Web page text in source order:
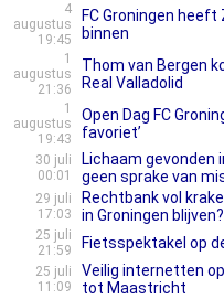
4
augustus
19:45
FC Groningen
binnen
1
augustus
21:36
Thom van Bergen
Real Valladolid
1
augustus
19:43
Open Dag FC
favoriet’
30 juli
00:01
Lichaam gevonden
geen sprake van
29 juli
17:03
Rechtbank vol
in Groningen blijven?
25 juli
21:59
Fietsspektakel op
25 juli
11:09
Veilig internetten
tot Maastricht